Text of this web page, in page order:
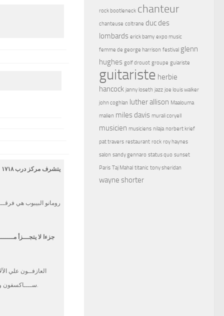
رومانو البيبوب هي
جزءا لا يتجـــزأ
العازفــون علي
ســــاكسفون والغناء الرئيســــي لابــداع تلك الايقاعـــات الموســـيقية وأجواء احتفاليــــــــــة الغجــــــر.
rock bootleneck chanteur
chanteuse coltrane duc des
lombards erick bamy expo music
femme de george harrison festival glenn
hughes golf drouot groupe guiariste
guitariste herbie
hancock janny loseth jazz joe louis walker
john coghlan luther allison Maalouma
malien miles davis murali coryell
musicien musiciens nilaja norbert krief
pat travers restaurant rock roy haynes
salon sandy gennaro status quo sunset
Paris Taj Mahal titanic tony sheridan
wayne shorter